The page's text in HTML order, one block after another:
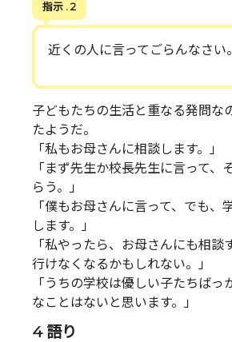
指示 . 2
近くの人に言ってごらんなさい。
子どもたちの生活と重なる発問な
たようだ。
「私もお母さんに相談します。」
「まず先生か校長先生に言って、
らう。」
「僕もお母さんに言って、でも、
します。」
「私やったら、お母さんにも相談
行けなくなるかもしれない。」
「うちの学校は優しい子たちばっ
なことはないと思います。」
4 語り